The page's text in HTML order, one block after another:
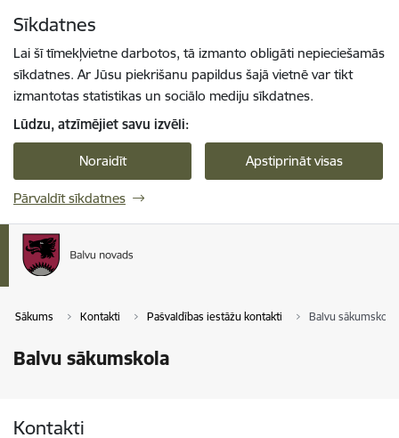
Sīkdatnes
Lai šī tīmekļvietne darbotos, tā izmanto obligāti nepieciešamās
sīkdatnes. Ar Jūsu piekrišanu papildus šajā vietnē var tikt
izmantotas statistikas un sociālo mediju sīkdatnes.
Lūdzu, atzīmējiet savu izvēli:
Noraidīt Apstiprināt visas
Pārvaldīt sīkdatnes
Sākums Kontakti Pašvaldības iestāžu kontakti Balvu sākumskola
Balvu sākumskola
Kontakti